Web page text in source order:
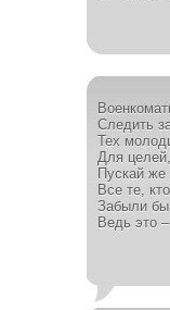
Следить
Тех
Для
Пускай же
Все те,
Забыли бы
Ведь это